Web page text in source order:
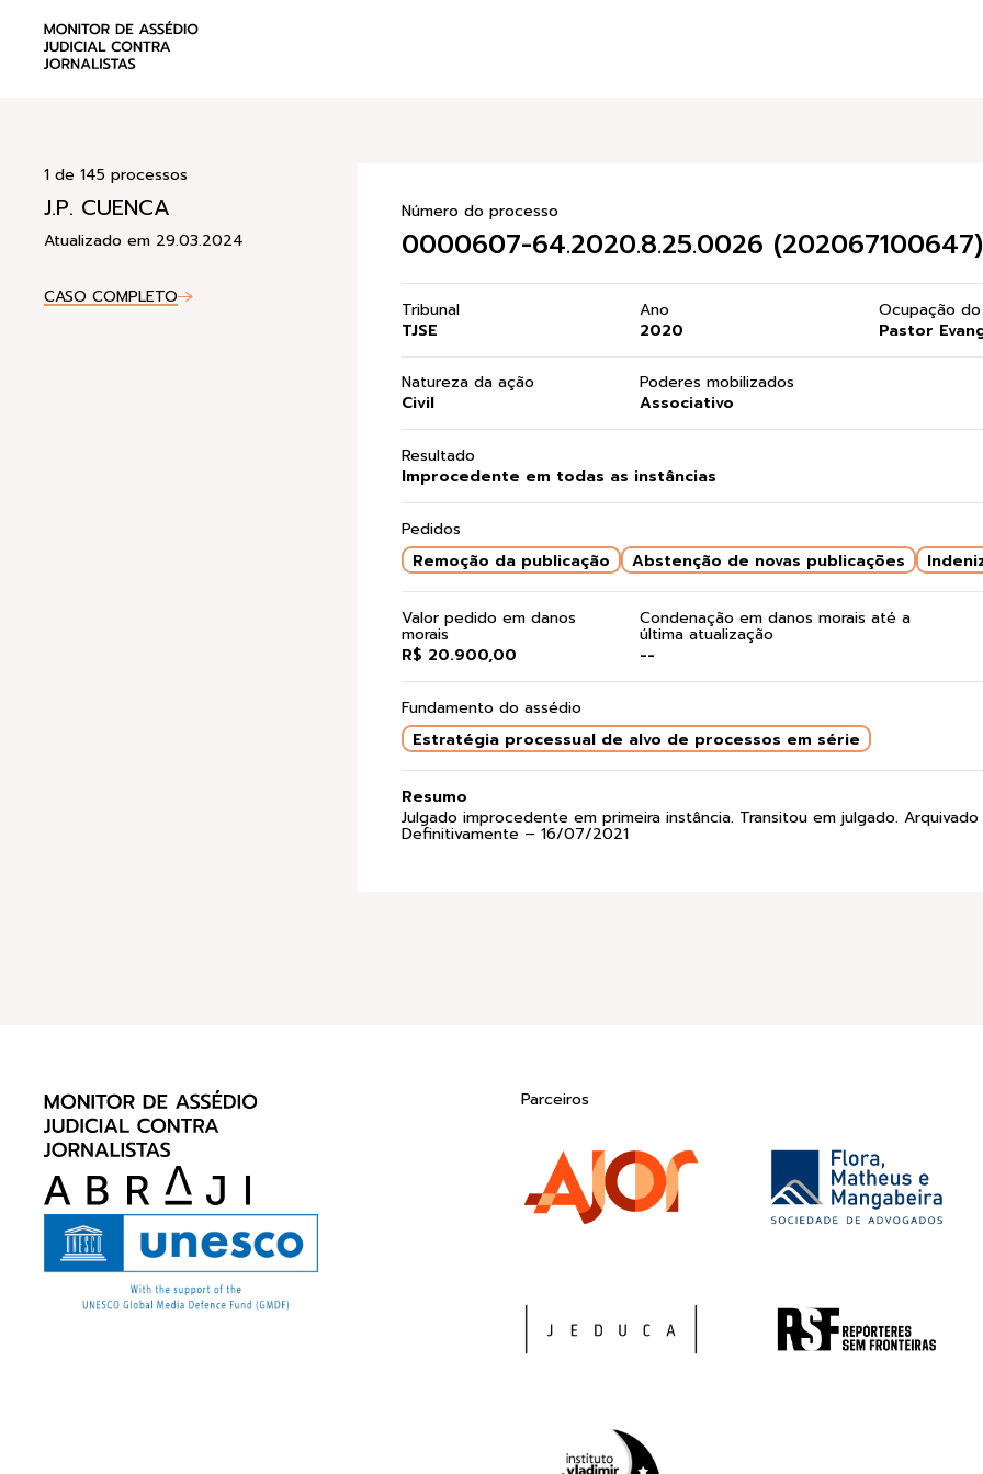
1 de 145 processos
J.P. CUENCA
Atualizado em 29.03.2024
CASO COMPLETO
Número do processo
0000607-64.2020.8.25.0026 (202067100647)
Tribunal
TJSE
Ano
2020
Ocupação
Pastor
Natureza da ação
Civil
Poderes mobilizados
Associativo
Resultado
Improcedente em todas as instâncias
Pedidos
Remoção da publicação
Abstenção de novas publicações
Valor pedido em danos
morais
R$ 20.900,00
Condenação em danos morais até a
última atualização
--
Fundamento do assédio
Estratégia processual de alvo de processos em série
Resumo
Julgado improcedente em primeira instância. Transitou em julgado. Arquivado
Definitivamente – 16/07/2021
Parceiros